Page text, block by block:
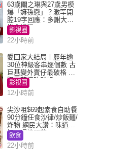
63歲關之琳與27歲男模
爆「嫲孫戀」？激罕開
腔19字回應：多謝大家
掛念近況
影視圈
22小時前
愛回家大結局丨歷年逾
30位神級客串逐個數 古
巨基變外賣仔最破格 歐
陽震華情陷群姐
影視圈
12小時前
尖沙咀$69起素食自助餐
90分鐘任食沙律/炒飯麵/
炸物 網民大讚：味道
好，環境闊落
飲食
22小時前